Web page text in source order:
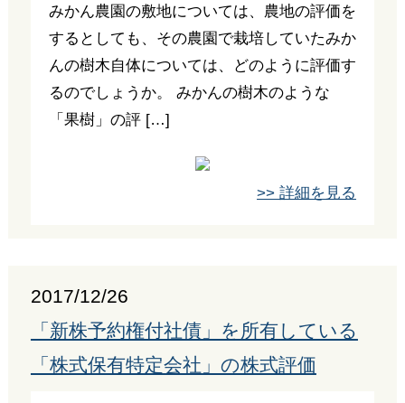
みかん農園の敷地については、農地の評価を
するとしても、その農園で栽培していたみか
んの樹木自体については、どのように評価す
るのでしょうか。 みかんの樹木のような
「果樹」の評 […]
>> 詳細を見る
2017/12/26
「新株予約権付社債」を所有している
「株式保有特定会社」の株式評価